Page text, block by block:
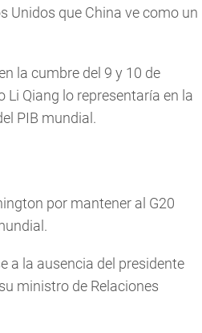
Unidos que China ve como un
la cumbre del 9 y 10 de
Qiang lo representaría en la
PIB mundial.
por mantener al G20
a la ausencia del presidente
ministro de Relaciones